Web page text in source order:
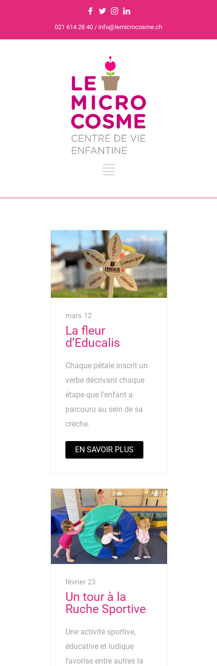
021 614 28 40 / info@lemicrocosme.ch
mars 12
La fleur
d’Educalis
Chaque pétale inscrit un
verbe décrivant chaque
étape que l’enfant a
parcouru au sein de sa
crèche.
EN SAVOIR PLUS
février 23
Un tour à la
Ruche Sportive
Une activité sportive,
éducative et ludique
favorise entre autres la